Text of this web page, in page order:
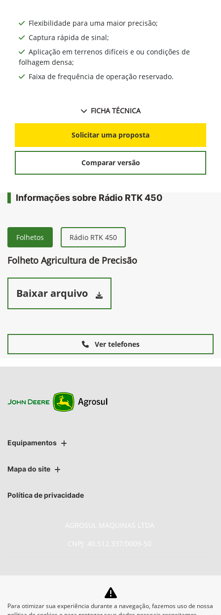
Flexibilidade para uma maior precisão;
Captura rápida de sinal;
Aplicação em terrenos difíceis e ou condições de
folhagem densa;
Faixa de frequência de operação reservado.
FICHA TÉCNICA
Solicitar uma proposta
Comparar versão
Informações sobre Rádio RTK 450
Folhetos Rádio RTK 450
Folheto Agricultura de Precisão
Baixar arquivo
Ver telefones
Equipamentos
Mapa do site
Política de privacidade
AGROSUL MAQUINAS LTDA
CNPJ: 40.512.337/0009-50
No trânsito, enxergar o outro
Para otimizar sua experiência durante a navegação, fazemos uso de nossa